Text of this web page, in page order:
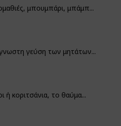
μπουμπάρι, μπάμπ...
γεύση των μητάτων...
ή κοριτσάνια, το θαύμα...